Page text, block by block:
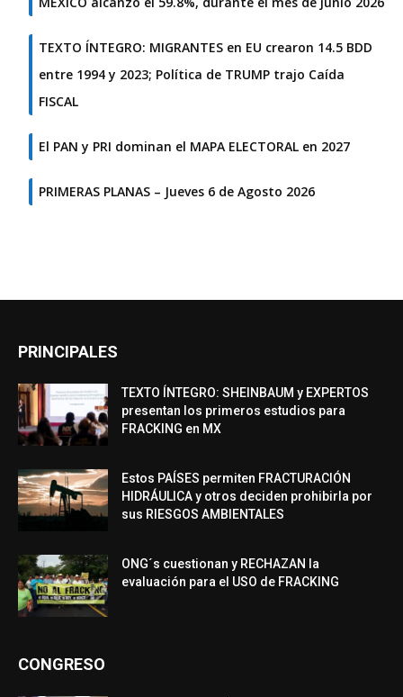
TEXTO ÍNTEGRO: MIGRANTES en EU crearon 14.5 BDD
entre 1994 y 2023; Política de TRUMP trajo Caída
FISCAL
El PAN y PRI dominan el MAPA ELECTORAL en 2027
PRIMERAS PLANAS – Jueves 6 de Agosto 2026
PRINCIPALES
TEXTO ÍNTEGRO: SHEINBAUM y EXPERTOS
presentan los primeros estudios para
FRACKING en MX
Estos PAÍSES permiten FRACTURACIÓN
HIDRÁULICA y otros deciden prohibirla por
sus RIESGOS AMBIENTALES
ONG´s cuestionan y RECHAZAN la
evaluación para el USO de FRACKING
CONGRESO